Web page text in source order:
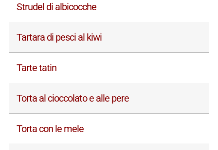
Strudel di albicocche
Tartara di pesci al kiwi
Tarte tatin
Torta al cioccolato e alle pere
Torta con le mele